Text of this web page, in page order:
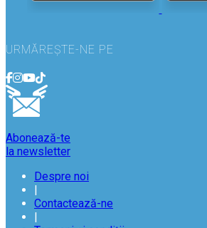
URMĂREȘTE-NE PE
Abonează-te
la newsletter
Despre noi
|
Contactează-ne
|